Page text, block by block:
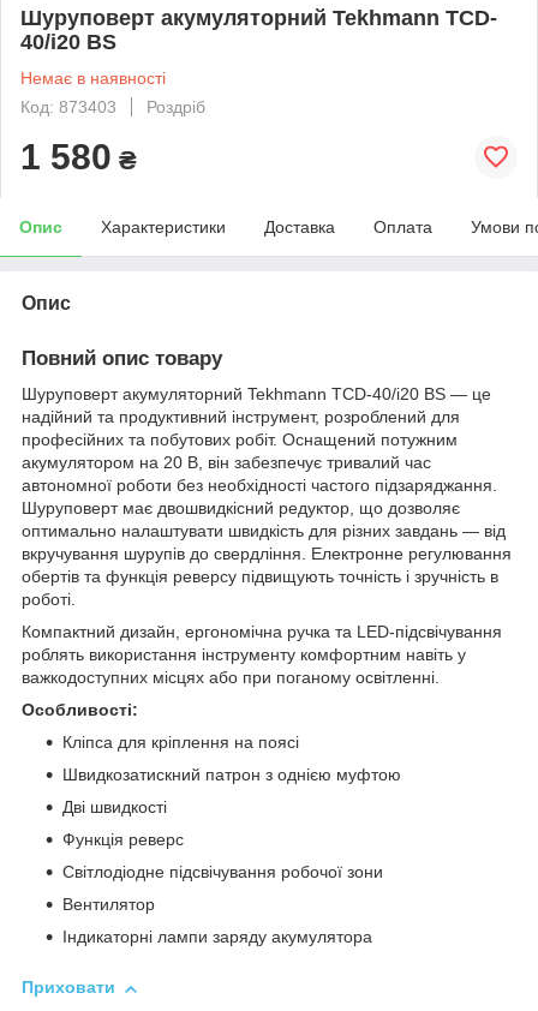
Шуруповерт акумуляторний Tekhmann TCD-
40/i20 BS
Немає в наявності
Код: 873403
Роздріб
1 580 ₴
Опис Характеристики Доставка Оплата Умови
Опис
Повний опис товару
Шуруповерт акумуляторний Tekhmann TCD-40/i20 BS — це
надійний та продуктивний інструмент, розроблений для
професійних та побутових робіт. Оснащений потужним
акумулятором на 20 В, він забезпечує тривалий час
автономної роботи без необхідності частого підзаряджання.
Шуруповерт має двошвидкісний редуктор, що дозволяє
оптимально налаштувати швидкість для різних завдань — від
вкручування шурупів до свердління. Електронне регулювання
обертів та функція реверсу підвищують точність і зручність в
роботі.
Компактний дизайн, ергономічна ручка та LED-підсвічування
роблять використання інструменту комфортним навіть у
важкодоступних місцях або при поганому освітленні.
Особливості:
Кліпса для кріплення на поясі
Швидкозатискний патрон з однією муфтою
Дві швидкості
Функція реверс
Світлодіодне підсвічування робочої зони
Вентилятор
Індикаторні лампи заряду акумулятора
Приховати